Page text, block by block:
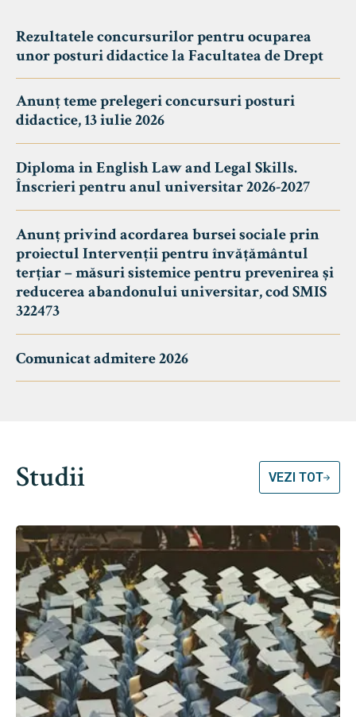
Rezultatele concursurilor pentru ocuparea
unor posturi didactice la Facultatea de Drept
Anunț teme prelegeri concursuri posturi
didactice, 13 iulie 2026
Diploma in English Law and Legal Skills.
Înscrieri pentru anul universitar 2026-2027
Anunț privind acordarea bursei sociale prin
proiectul Intervenții pentru învățământul
terțiar – măsuri sistemice pentru prevenirea și
reducerea abandonului universitar, cod SMIS
322473
Comunicat admitere 2026
Studii VEZI TOT